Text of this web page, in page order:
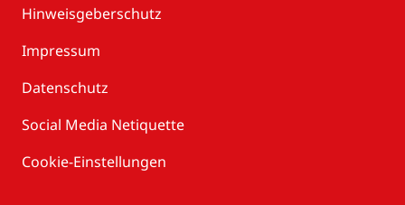
Hinweisgeberschutz
Impressum
Datenschutz
Social Media Netiquette
Cookie-Einstellungen